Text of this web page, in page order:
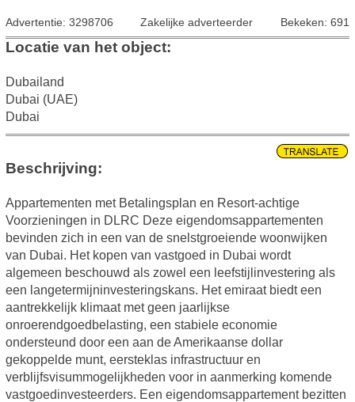
Advertentie: 3298706 Zakelijke adverteerder Bekeken: 691
Locatie van het object:
Dubailand
Dubai (UAE)
Dubai
Beschrijving:
Appartementen met Betalingsplan en Resort-achtige
Voorzieningen in DLRC Deze eigendomsappartementen
bevinden zich in een van de snelstgroeiende woonwijken
van Dubai. Het kopen van vastgoed in Dubai wordt
algemeen beschouwd als zowel een leefstijlinvestering als
een langetermijninvesteringskans. Het emiraat biedt een
aantrekkelijk klimaat met geen jaarlijkse
onroerendgoedbelasting, een stabiele economie
ondersteund door een aan de Amerikaanse dollar
gekoppelde munt, eersteklas infrastructuur en
verblijfsvisummogelijkheden voor in aanmerking komende
vastgoedinvesteerders. Een eigendomsappartement bezitten